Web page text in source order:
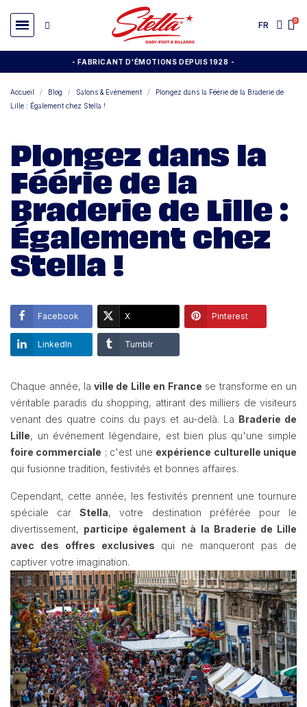
FR
- FABRICANT D'ÉMOTIONS DEPUIS 1928 -
Accueil Blog Salons & Evénement
Plongez dans la Féérie de la Braderie de
Lille : Également chez Stella !
Plongez dans la
Féérie de la
Braderie de Lille :
Également chez
Stella !
Facebook X Pinterest
LinkedIn Tumblr
Chaque année, la ville de Lille en France se transforme en un
véritable paradis du shopping, attirant des milliers de visiteurs
venant des quatre coins du pays et au-delà. La Braderie de
Lille, un événement légendaire, est bien plus qu'une simple
foire commerciale ; c'est une expérience culturelle unique
qui fusionne tradition, festivités et bonnes affaires.
Cependant, cette année, les festivités prennent une tournure
spéciale carStella, votre destination préférée pour le
divertissement, participe également à la Braderie de Lille
avec des offres exclusives qui ne manqueront pas de
captiver votre imagination.